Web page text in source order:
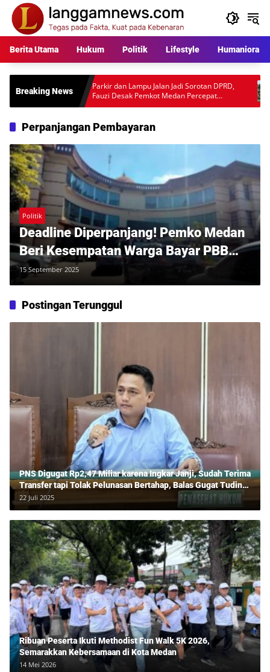
Langsung
konten
Berita Utama Hukum Politik Lifestyle Humaniora
Breaking NewsParkir dan Lampu Jalan Jadi Sorotan DPRD,
Fauzi Desak Pemkot Medan Percepat
Pembenahan
Perpanjangan Pembayaran
Politik
Deadline Diperpanjang! Pemko Medan
Beri Kesempatan Warga Bayar PBB
hingga 30 September 2025
15 September 2025
Postingan Terunggul
PNS Digugat Rp2,47 Miliar karena Ingkar Janji, Sudah Terima
Transfer tapi Tolak Pelunasan Bertahap, Balas Gugat Tuding
Lawan Tipu Rp850 Juta
22 Juli 2025
Ribuan Peserta Ikuti Methodist Fun Walk 5K 2026,
Semarakkan Kebersamaan di Kota Medan
14 Mei 2026